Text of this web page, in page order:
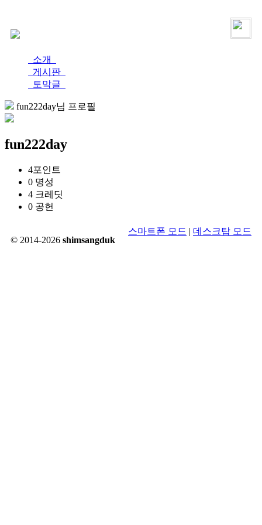
소개
게시판
토막글
fun222day님 프로필
fun222day
4포인트
0 명성
4 크레딧
0 공헌
© 2014-2026 shimsangduk
스마트폰 모드 | 데스크탑 모드